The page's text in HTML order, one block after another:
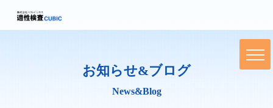
お知らせ&ブログ
News&Blog